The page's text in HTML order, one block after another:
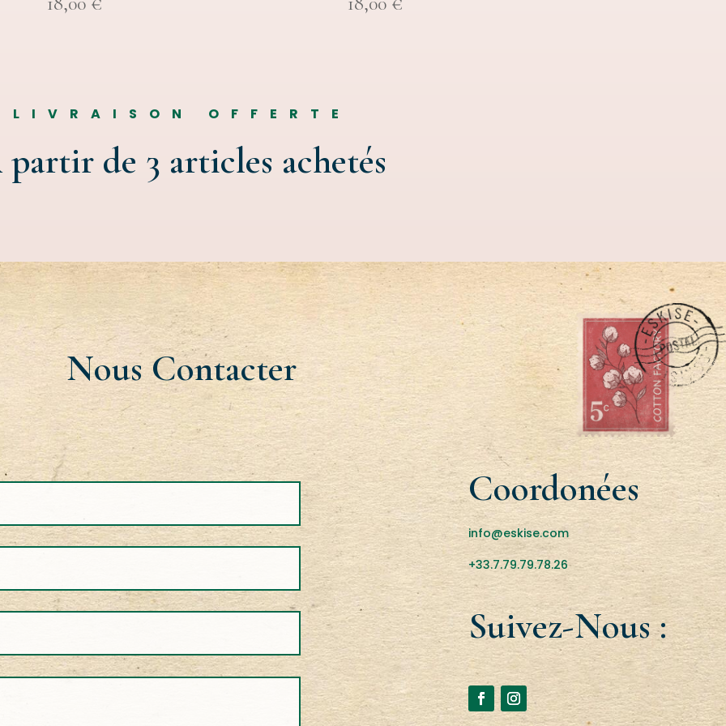
LIVRAISON OFFERTE
de 3 articles achetés
Nous Contacter
Coordonées
info@eskise.com
+33.7.79.79.78.26
Suivez-Nous :